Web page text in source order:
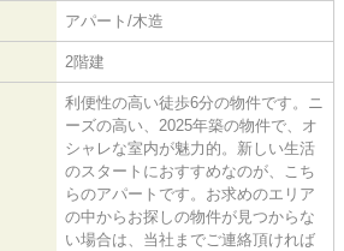
アパート/木造
2階建
利便性の高い徒歩6分の物件です。ニ
ーズの高い、2025年築の物件で、オ
シャレな室内が魅力的。新しい生活
のスタートにおすすめなのが、こち
らのアパートです。お求めのエリア
の中からお探しの物件が見つからな
い場合は、当社までご連絡頂ければ